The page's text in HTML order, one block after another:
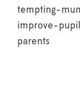
tempting-
improve-
parents